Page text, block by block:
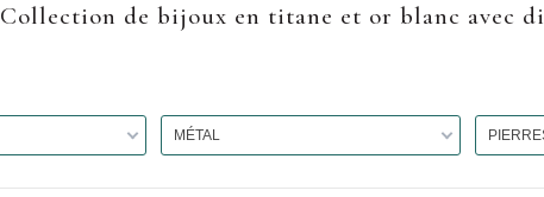
Collection de bijoux en titane et or blanc avec
MÉTAL